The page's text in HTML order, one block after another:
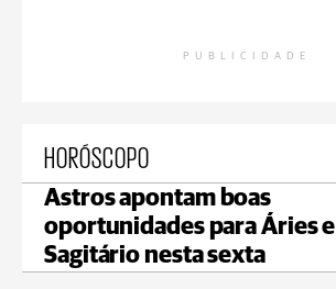
PUBLICIDADE
HORÓSCOPO
Astros apontam boas
oportunidades para Áries e
Sagitário nesta sexta